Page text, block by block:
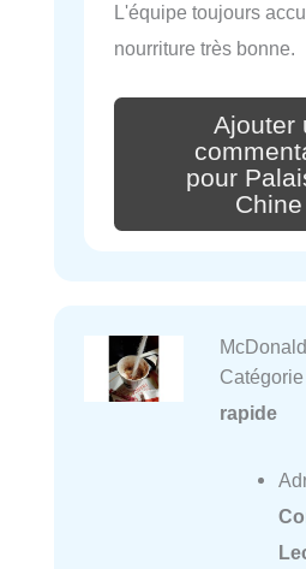
L'équipe toujours
nourriture très bonne.
Ajouter
pour
Chine
Catégorie
rapide